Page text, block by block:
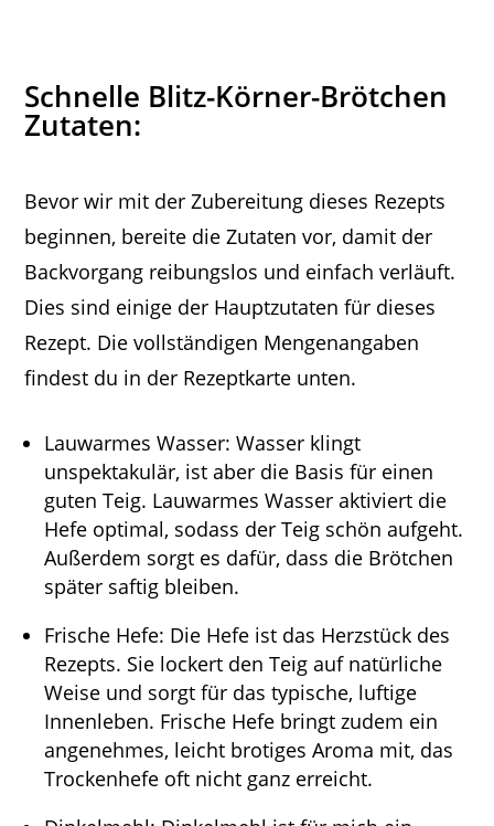
Schnelle Blitz-Körner-Brötchen
Zutaten:
Bevor wir mit der Zubereitung dieses Rezepts
beginnen, bereite die Zutaten vor, damit der
Backvorgang reibungslos und einfach verläuft.
Dies sind einige der Hauptzutaten für dieses
Rezept. Die vollständigen Mengenangaben
findest du in der Rezeptkarte unten.
Lauwarmes Wasser: Wasser klingt
unspektakulär, ist aber die Basis für einen
guten Teig. Lauwarmes Wasser aktiviert die
Hefe optimal, sodass der Teig schön aufgeht.
Außerdem sorgt es dafür, dass die Brötchen
später saftig bleiben.
Frische Hefe: Die Hefe ist das Herzstück des
Rezepts. Sie lockert den Teig auf natürliche
Weise und sorgt für das typische, luftige
Innenleben. Frische Hefe bringt zudem ein
angenehmes, leicht brotiges Aroma mit, das
Trockenhefe oft nicht ganz erreicht.